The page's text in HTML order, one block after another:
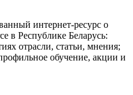
интернет-ресурс о
в Республике Беларусь:
отрасли, статьи, мнения;
обучение, акции и